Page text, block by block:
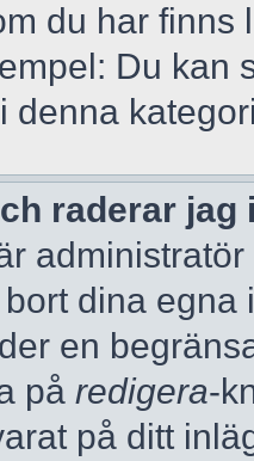
du har finns
Du kan
denna
raderar jag
dina
en
på redigera-
på ditt